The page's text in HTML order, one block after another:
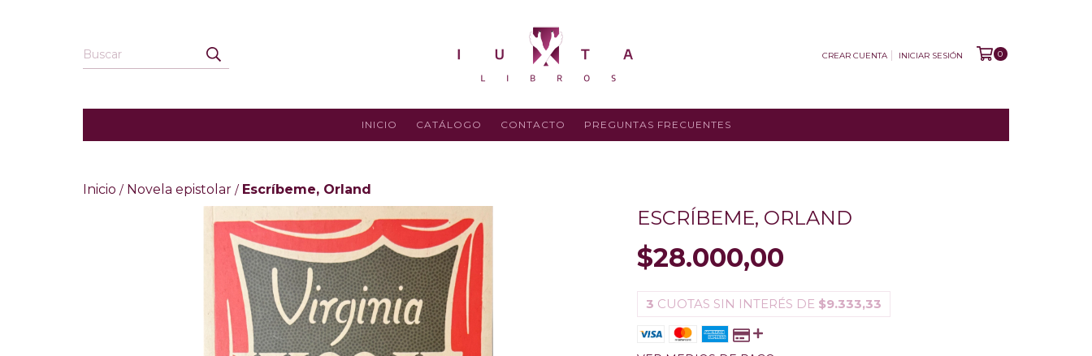
CREAR CUENTA INICIAR SESIÓN 0
INICIO CATÁLOGO CONTACTO PREGUNTAS FRECUENTES
Inicio / Novela epistolar / Escrí­beme, Orland
ESCRÍ­BEME, ORLAND
$28.000,00
3 CUOTAS SIN INTERÉS DE $9.333,33